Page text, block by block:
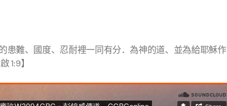
患難、國度、忍耐裡一同有分．為神的道、並為給耶穌作
1:9】